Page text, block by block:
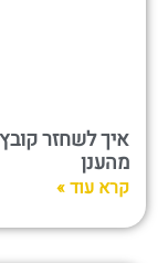
מהענן
קרא עוד »